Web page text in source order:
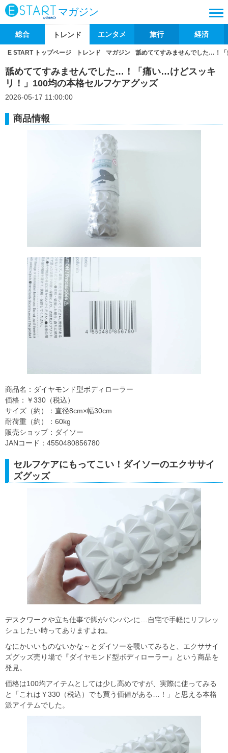
マガジン
総合 トレンド エンタメ 旅行 経済
E START トップページ トレンド マガジン 舐めててすみませんでした…！
舐めててすみませんでした…！「痛い…けどスッキ
リ！」100均の本格セルフケアグッズ
2026-05-17 11:00:00
商品情報
商品名：ダイヤモンド型ボディローラー
価格：￥330（税込）
サイズ（約）：直径8cm×幅30cm
耐荷重（約）：60kg
販売ショップ：ダイソー
JANコード：4550480856780
セルフケアにもってこい！ダイソーのエクササイ
ズグッズ
デスクワークや立ち仕事で脚がパンパンに…自宅で手軽にリフレッ
シュしたい時ってありますよね。
なにかいいものないかな～とダイソーを覗いてみると、エクササイ
ズグッズ売り場で『ダイヤモンド型ボディローラー』という商品を
発見。
価格は100均アイテムとしては少し高めですが、実際に使ってみる
と「これは￥330（税込）でも買う価値がある…！」と思える本格
派アイテムでした。